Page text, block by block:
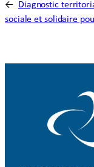
←
Diagnostic
sociale et solidaire